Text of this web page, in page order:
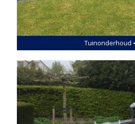
Tuinonderhoud